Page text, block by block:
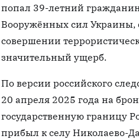
попал 39-летний
Вооружённых сил Украины,
совершении
значительный ущерб.
По версии российского
20 апреля 2025 года на
государственную границу
прибыл к селу Николаево-